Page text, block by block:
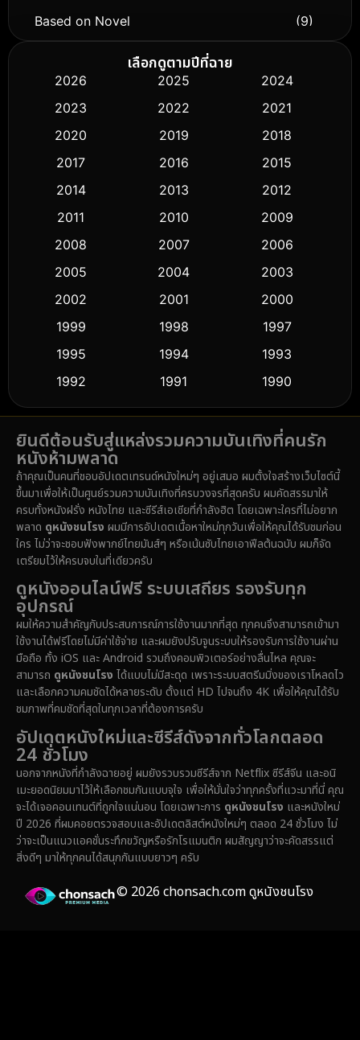
Based on Novel (9)
Biography ชีวิตจริง
Classic หนังคลาสสิก (50)
Comedy ตลก (451)
Crime อาชญากรรม (530)
Cult Film
Dance เต้น (10)
Detective สืบสวน
Disaster
Disney+ (5)
Documentary สารคดี (92)
Dystopian
Emotional (61)
Epic มหากาพย์ (228)
Family ครอบครัว
Fantasy จินตนาการ (336)
Fiction (14)
Gothic
เลือกดูตามปีที่ฉาย
2026 2025
2024
2023
2022
2021
2020
2019
2018
2017
2016
2015
2014
2013
2012
2011
2010
2009
2008
2007
2006
2005
2004
2003
2002
2001
2000
1999
1998
1997
1995
1994
1993
1992
1991
1990
1989
1988
1986
1985
1983
1982
1981
1971
1962 1953
ยินดีต้อนรับสู่แหล่งรวมความบันเทิงที่คนรัก
หนังห้ามพลาด
ถ้าคุณเป็นคนที่ชอบอัปเดตเทรนด์หนังใหม่ๆ อยู่เสมอ ผมตั้งใจสร้างเว็บไซต์นี้
ขึ้นมาเพื่อให้เป็นศูนย์รวมความบันเทิงที่ครบวงจรที่สุดครับ ผมคัดสรรมาให้
ครบทั้งหนังฝรั่ง หนังไทย และซีรีส์เอเชียที่กำลังฮิต โดยเฉพาะใครที่ไม่อยาก
พลาด ดูหนังชนโรง ผมมีการอัปเดตเนื้อหาใหม่ทุกวันเพื่อให้คุณได้รับชมก่อน
ใคร ไม่ว่าจะชอบฟังพากย์ไทยมันส์ๆ หรือเน้นซับไทยเอาฟีลต้นฉบับ ผมก็จัด
เตรียมไว้ให้ครบจบในที่เดียวครับ
ดูหนังออนไลน์ฟรี ระบบเสถียร รองรับทุก
อุปกรณ์
ผมให้ความสำคัญกับประสบการณ์การใช้งานมากที่สุด ทุกคนจึงสามารถเข้ามา
ใช้งานได้ฟรีโดยไม่มีค่าใช้จ่าย และผมยังปรับจูนระบบให้รองรับการใช้งานผ่าน
มือถือ ทั้ง iOS และ Android รวมถึงคอมพิวเตอร์อย่างลื่นไหล คุณจะ
สามารถ ดูหนังชนโรง ได้แบบไม่มีสะดุด เพราะระบบสตรีมมิ่งของเราโหลดไว
และเลือกความคมชัดได้หลายระดับ ตั้งแต่ HD ไปจนถึง 4K เพื่อให้คุณได้รับ
ชมภาพที่คมชัดที่สุดในทุกเวลาที่ต้องการครับ
อัปเดตหนังใหม่และซีรีส์ดังจากทั่วโลกตลอด
24 ชั่วโมง
นอกจากหนังที่กำลังฉายอยู่ ผมยังรวบรวมซีรีส์จาก Netflix ซีรีส์จีน และอนิ
เมะยอดนิยมมาไว้ให้เลือกชมกันแบบจุใจ เพื่อให้มั่นใจว่าทุกครั้งที่แวะมาที่นี่ คุณ
จะได้เจอคอนเทนต์ที่ถูกใจแน่นอน โดยเฉพาะการ ดูหนังชนโรง และหนังใหม่
ปี 2026 ที่ผมคอยตรวจสอบและอัปเดตลิสต์หนังใหม่ๆ ตลอด 24 ชั่วโมง ไม่
ว่าจะเป็นแนวแอคชั่นระทึกขวัญหรือรักโรแมนติก ผมสัญญาว่าจะคัดสรรแต่
สิ่งดีๆ มาให้ทุกคนได้สนุกกันแบบยาวๆ ครับ
© 2026 chonsach.com ดูหนังชนโรง